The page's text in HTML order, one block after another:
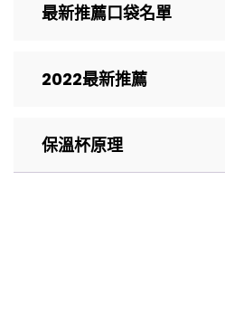
最新推薦口袋名單
2022最新推薦
保溫杯原理